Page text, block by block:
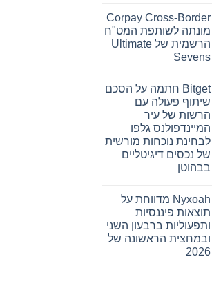
Capital
Hamilton
Ltd.‎
התקשרו
בהסכם
שיווק
על
PU
Prime
מרחיבה
את
המסחר
השקת
XAUUSD247
Corpay Cross-Border
מונתה לשותפת המט"ח
הרשמית של Ultimate
Sevens
על
Corpay
Cross-
Border
מונתה
לשותפת
המט"ח
הרשמית
של
Ultimate
Bitget חתמה על הסכם
שיתוף פעולה עם
הרשות של עיר
המיינדפולנס גלפו
לבחינת נוכחות מורשית
של נכסים דיגיטליים
בבהוטן
על
Bitget
חתמה
על
הסכם
שיתוף
פעולה
Nyxoah מדווחת על
תוצאות פיננסיות
ותפעוליות ברבעון השני
ובמחצית הראשונה של
2026